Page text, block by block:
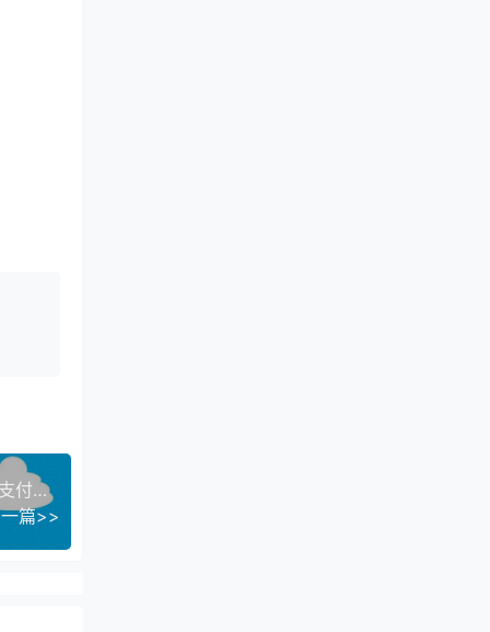
，回
#黑五#virmach：9.3美元年，14.5美元2年，支持支付宝，美国8机房可选
篇>>